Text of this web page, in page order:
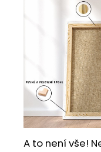
A to není vše!